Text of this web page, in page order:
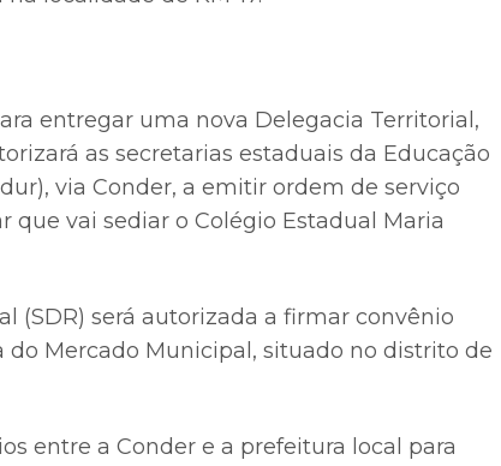
entregar uma nova Delegacia Territorial,
as secretarias estaduais da Educação
via Conder, a emitir ordem de serviço
que vai sediar o Colégio Estadual Maria
(SDR) será autorizada a firmar convênio
Mercado Municipal, situado no distrito de
entre a Conder e a prefeitura local para